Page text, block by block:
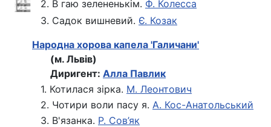
2. В гаю зелененькім. Ф. Колесса
3. Садок вишневий. Є. Козак
Народна хорова капела 'Галичани'
(м. Львів)
Диригент: Алла Павлик
1. Котилася зірка. М. Леонтович
2. Чотири воли пасу я. А. Кос-Анатольський
3. В'язанка. Р. Сов’як